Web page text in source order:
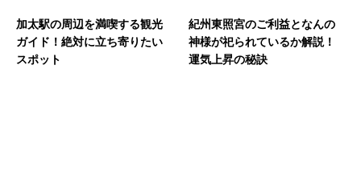
加太駅の周辺を満喫する観光
ガイド！絶対に立ち寄りたい
スポット
紀州東照宮のご利益となんの
神様が祀られているか解説！
運気上昇の秘訣